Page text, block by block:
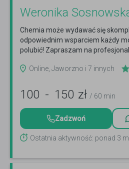
Weronika
Chemia może wydawać się
odpowiednim wsparciem każdy
polubić! Zapraszam na
Online, Jaworzno i 7 innych
100 - 150 zł / 60 min
Zadzwoń
Ostatnia aktywność: ponad 3